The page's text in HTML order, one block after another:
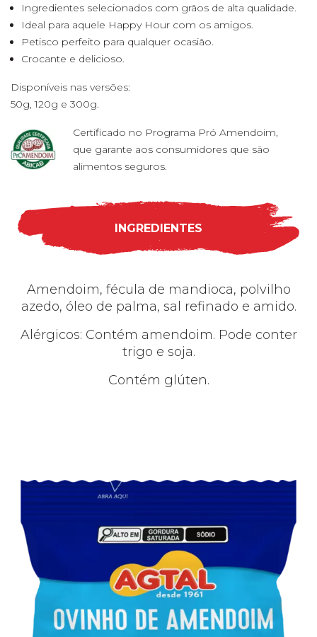
Ingredientes selecionados com grãos de alta qualidade.
Ideal para aquele Happy Hour com os amigos.
Petisco perfeito para qualquer ocasião.
Crocante e delicioso.
Disponíveis nas versões:
50g, 120g e 300g.
Certificado no Programa Pró Amendoim,
que garante aos consumidores que são
alimentos seguros.
INGREDIENTES
Amendoim, fécula de mandioca, polvilho
azedo, óleo de palma, sal refinado e amido.
Alérgicos: Contém amendoim. Pode conter
trigo e soja.
Contém glúten.